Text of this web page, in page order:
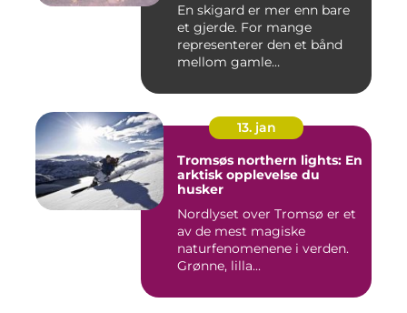
En skigard er mer enn bare
et gjerde. For mange
representerer den et bånd
mellom gamle
13. jan
Tromsøs northern lights: En
arktisk opplevelse du
husker
Nordlyset over Tromsø er et
av de mest magiske
naturfenomenene i verden.
Grønne, lilla...